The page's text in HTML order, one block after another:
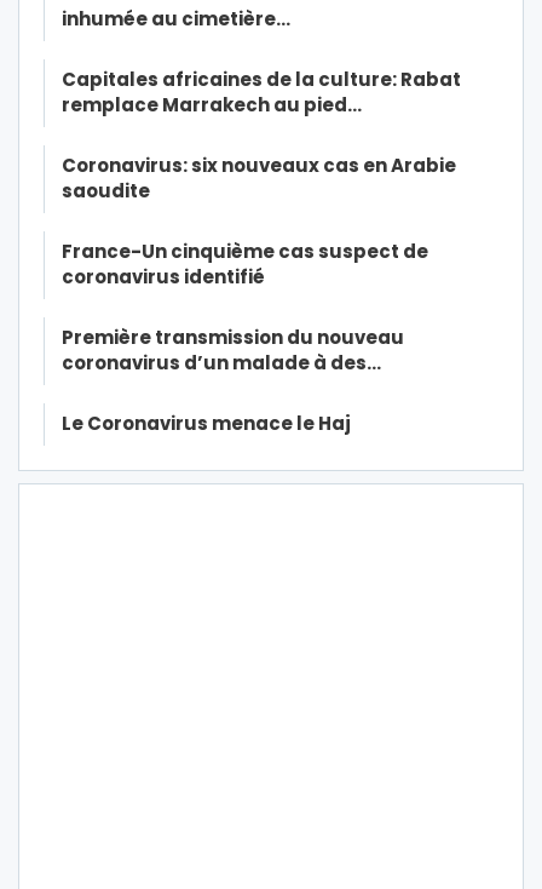
inhumée au cimetière…
Capitales africaines de la culture: Rabat
remplace Marrakech au pied…
Coronavirus: six nouveaux cas en Arabie
saoudite
France-Un cinquième cas suspect de
coronavirus identifié
Première transmission du nouveau
coronavirus d’un malade à des…
Le Coronavirus menace le Haj